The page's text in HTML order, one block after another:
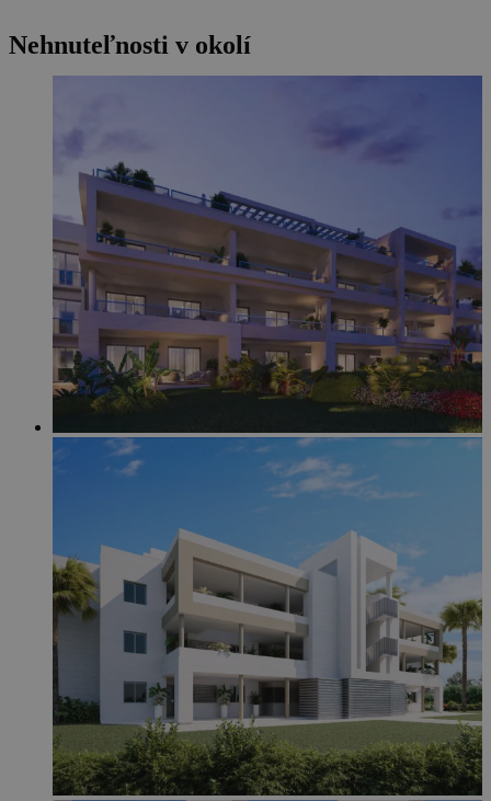
Nehnuteľnosti v okolí